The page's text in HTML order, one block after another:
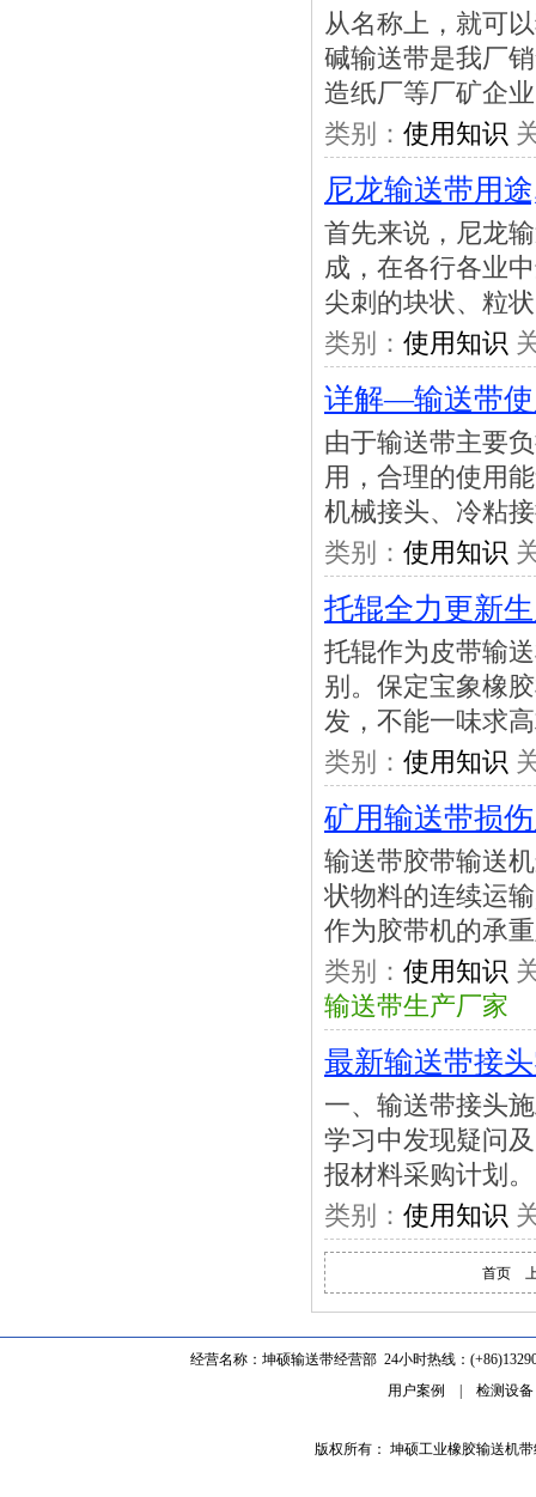
从名称上，就可
碱输送带是我厂
造纸厂等厂矿企
类别： 使用知识
尼龙输送带用
首先来说，尼龙
成，在各行各业
尖刺的块状、粒
类别： 使用知识
详解—输送带
由于输送带主要
用，合理的使用
机械接头、冷粘
类别： 使用知识
托辊全力更新
托辊作为皮带输
别。保定宝象橡
发，不能一味求
类别： 使用知识
矿用输送带损
输送带胶带输送
状物料的连续运
作为胶带机的承
类别： 使用知识
输送带生产厂家
最新输送带接
一、输送带接头
学习中发现疑问
报材料采购计划
类别： 使用知识
首页
经营名称：坤硕输送带经营部 24小时热线：
用户案例
检测设备
版权所有： 坤硕工业橡胶输送机